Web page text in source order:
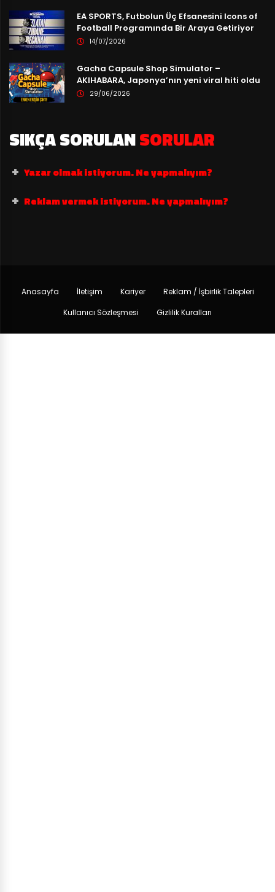
EA SPORTS, Futbolun Üç Efsanesini Icons of
Football Programında Bir Araya Getiriyor
14/07/2026
Gacha Capsule Shop Simulator –
AKIHABARA, Japonya’nın yeni viral hiti oldu
29/06/2026
SIKÇA SORULANSORULAR
Yazar olmak istiyorum. Ne yapmalıyım?
Reklam vermek istiyorum. Ne yapmalıyım?
Anasayfa İletişim Kariyer
Reklam / İşbirlik Talepleri
Kullanıcı Sözleşmesi
Gizlilik Kuralları